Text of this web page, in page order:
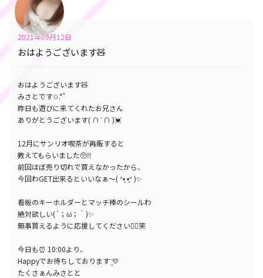
おはようございます🧸
2021年09月12日
おはようございます🧸
みさとです✩.*˚
昨日も遊びに来てくれたお兄さん
ありがとうございます( ∩¨∩ )💓
12月にサンリオ喫茶が再販すると
教えてもらいました🥺‼️
前回ほぼ売り切れで買えなかったから、
今回わGET出来るといいなぁ～( ᐡ•̥ •̥ᐡ )‬✨
看板のキーホルダーとマッチ棒のシールわ
絶対欲しい(´；ω；｀)✨
無事買えるように応援してください🙇‍♀️笑
今日も⏰ 10:00より、
Happyでお待ちしております¨̮💛
たくさぁんみさとと